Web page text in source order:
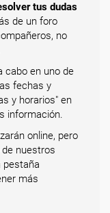
tus dudas
de un foro
no
cabo en uno de
fechas y
y horarios" en
información.
online, pero
nuestros
pestaña
más